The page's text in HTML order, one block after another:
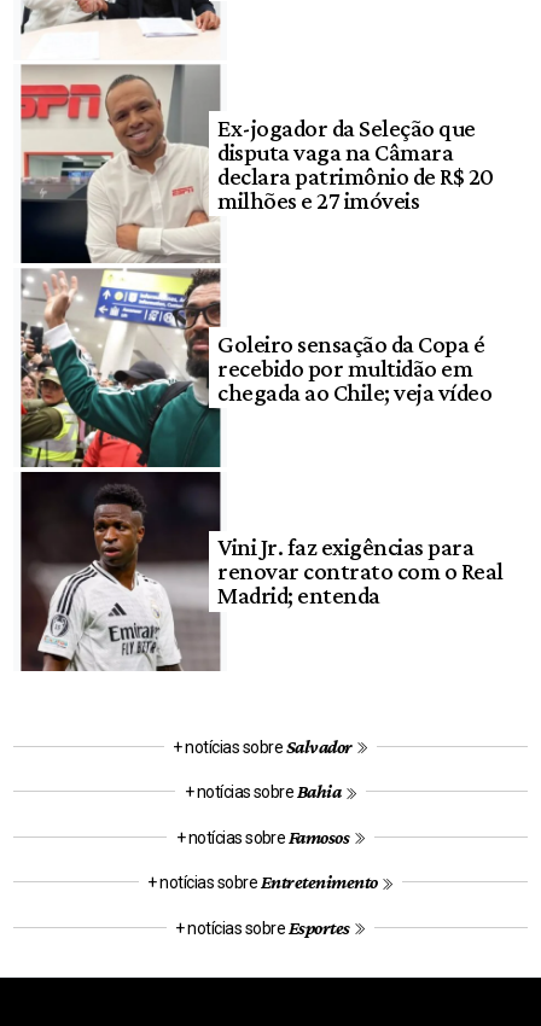
Ex-jogador da Seleção que
disputa vaga na Câmara
declara patrimônio de R$ 20
milhões e 27 imóveis
Goleiro sensação da Copa é
recebido por multidão em
chegada ao Chile; veja vídeo
Vini Jr. faz exigências para
renovar contrato com o Real
Madrid; entenda
+ notícias sobreSalvador
+ notícias sobre Bahia
+ notícias sobre Famosos
+ notícias sobre Entretenimento
+ notícias sobre Esportes